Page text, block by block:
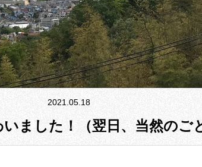
2021.05.18
いました！（翌日、当然の